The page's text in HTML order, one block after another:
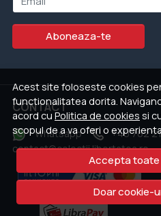
Acest site foloseste cookies
functionalitatea dorita.
acord cuPolitica de cookies si
scopul de a va oferi o
Accepta toate
Doar cookie-
Aboneaza-te
CONTACT
Whatsapp
+40 762
contact@colectii.libertatea.ro